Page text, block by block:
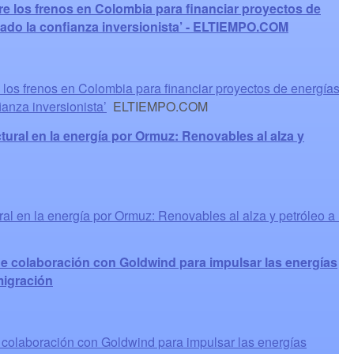
los frenos en Colombia para financiar proyectos de
la confianza inversionista’ - ELTIEMPO.COM
frenos en Colombia para financiar proyectos de energías
inversionista’ ELTIEMPO.COM
en la energía por Ormuz: Renovables al alza y
en la energía por Ormuz: Renovables al alza y petróleo a
colaboración con Goldwind para impulsar las energías
con Goldwind para impulsar las energías